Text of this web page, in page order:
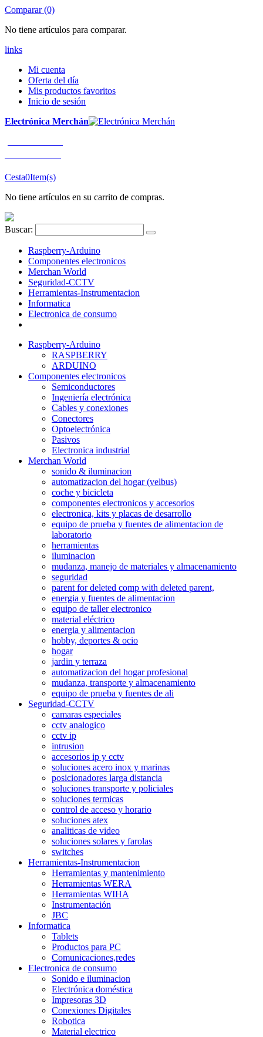
Comparar (0)
No tiene artículos para comparar.
links
Mi cuenta
Oferta del día
Mis productos favoritos
Inicio de sesión
Electrónica Merchán
Cesta0Item(s)
No tiene artículos en su carrito de compras.
Buscar:
Raspberry-Arduino
Componentes electronicos
Merchan World
Seguridad-CCTV
Herramientas-Instrumentacion
Informatica
Electronica de consumo
Raspberry-Arduino
RASPBERRY
ARDUINO
Componentes electronicos
Semiconductores
Ingeniería electrónica
Cables y conexiones
Conectores
Optoelectrónica
Pasivos
Electronica industrial
Merchan World
sonido & iluminacion
automatizacion del hogar (velbus)
coche y bicicleta
componentes electronicos y accesorios
electronica, kits y placas de desarrollo
equipo de prueba y fuentes de alimentacion de
laboratorio
herramientas
iluminacion
mudanza, manejo de materiales y almacenamiento
seguridad
parent for deleted comp with deleted parent,
energia y fuentes de alimentacion
equipo de taller electronico
material eléctrico
energia y alimentacion
hobby, deportes & ocio
hogar
jardin y terraza
automatizacion del hogar profesional
mudanza, transporte y almacenamiento
equipo de prueba y fuentes de ali
Seguridad-CCTV
camaras especiales
cctv analogico
cctv ip
intrusion
accesorios ip y cctv
soluciones acero inox y marinas
posicionadores larga distancia
soluciones transporte y policiales
soluciones termicas
control de acceso y horario
soluciones atex
analiticas de video
soluciones solares y farolas
switches
Herramientas-Instrumentacion
Herramientas y mantenimiento
Herramientas WERA
Herramientas WIHA
Instrumentación
JBC
Informatica
Tablets
Productos para PC
Comunicaciones,redes
Electronica de consumo
Sonido e iluminacion
Electrónica doméstica
Impresoras 3D
Conexiones Digitales
Robotica
Material electrico